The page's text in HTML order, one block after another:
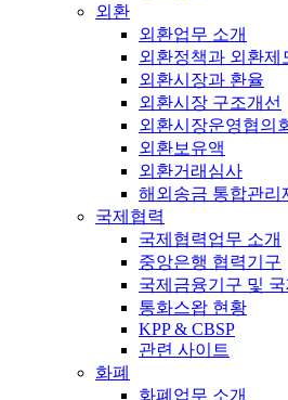
외환
외환업무 소개
외환정책과 외환제
외환시장과 환율
외환시장 구조개선
외환시장운영협의
외환보유액
외환거래심사
해외송금 통합관리
국제협력
국제협력업무 소개
중앙은행 협력기구
국제금융기구 및 국
통화스왑 현황
KPP & CBSP
관련 사이트
화폐
화폐업무 소개